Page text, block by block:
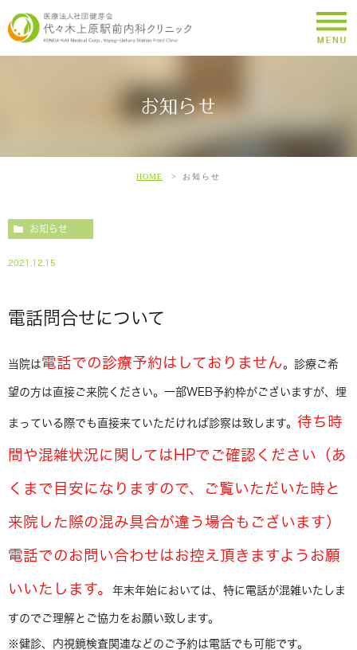
お知らせ
HOME お知らせ
お知らせ
2021.12.15
電話問合せについて
当院は電話での診療予約はしておりません 。診療ご希
望の方は直接ご来院ください。一部WEB予約枠がございますが、埋
まっている際でも直接来ていただければ診察は致します。 待ち時
間や混雑状況に関してはHPでご確認ください（あ
くまで目安になりますので、ご覧いただいた時と
来院した際の混み具合が違う場合もございます）
電話でのお問い合わせはお控え頂きますようお願
いいたします。 年末年始においては、特に電話が混雑いたしま
すのでご理解とご協力をお願い致します。
※健診、内視鏡検査関連などのご予約は電話でも可能です。